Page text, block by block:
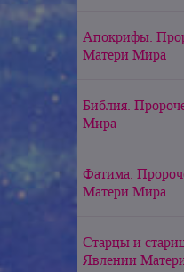
Апокрифы.
Матери Мира
Библия.
Мира
Фатима.
Матери Мира
Старцы и
Явлении